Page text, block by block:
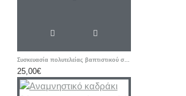
Συσκευασία πολυτελείας βαπτιστικού σταυρού "Γοργόνα θάλασσα Σταυρούλα"
25,00€